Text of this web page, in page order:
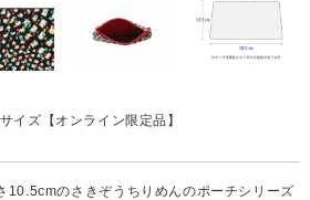
イズ【オンライン限定品】
のさきぞうちりめんのポーチシリーズ